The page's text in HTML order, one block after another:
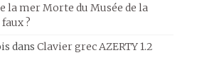
la mer Morte du Musée de la
?
dans Clavier grec AZERTY 1.2